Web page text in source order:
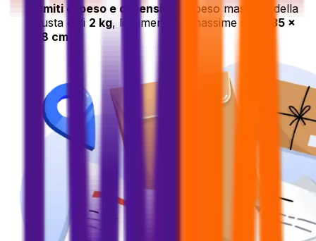
Limiti di peso e dimensioni
: il peso massimo della
busta è di 2 kg, le dimensioni massime sono
35 x
28 cm